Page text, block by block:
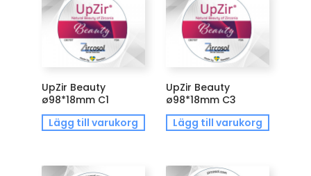
UpZir Beauty
ø98*18mm C1
Lägg till varukorg
UpZir Beauty
ø98*18mm C3
Lägg till varukorg